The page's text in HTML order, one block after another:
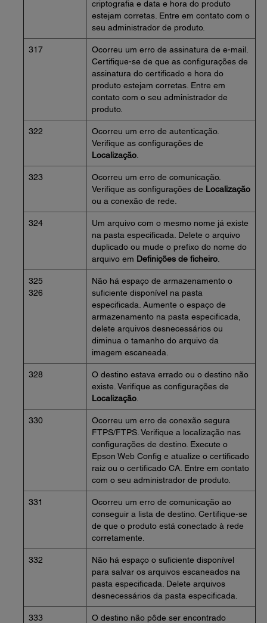
criptografia e data e hora do produto
estejam corretas. Entre em contato com o
seu administrador de produto.
317
Ocorreu um erro de assinatura de e-mail.
Certifique-se de que as configurações de
assinatura do certificado e hora do
produto estejam corretas. Entre em
contato com o seu administrador de
produto.
322
Ocorreu um erro de autenticação.
Verifique as configurações de
Localização
323
Ocorreu um erro de comunicação.
Verifique as configurações de Localização
ou a conexão de rede.
324
Um arquivo com o mesmo nome já existe
na pasta especificada. Delete o arquivo
duplicado ou mude o prefixo do nome do
arquivo em Definições de ficheiro
325
326
Não há espaço de armazenamento o
suficiente disponível na pasta
especificada. Aumente o espaço de
armazenamento na pasta especificada,
delete arquivos desnecessários ou
diminua o tamanho do arquivo da
imagem escaneada.
328
O destino estava errado ou o destino não
existe. Verifique as configurações de
Localização
330
Ocorreu um erro de conexão segura
FTPS/FTPS. Verifique a localização nas
configurações de destino. Execute o
Epson Web Config e atualize o certificado
raiz ou o certificado CA. Entre em contato
com o seu administrador de produto.
331
Ocorreu um erro de comunicação ao
conseguir a lista de destino. Certifique-se
de que o produto está conectado à rede
corretamente.
332
Não há espaço o suficiente disponível
para salvar os arquivos escaneados na
pasta especificada. Delete arquivos
desnecessários da pasta especificada.
333
O destino não pôde ser encontrado